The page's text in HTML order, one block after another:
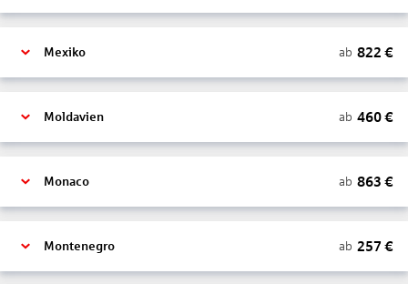
Mexiko ab 822 €
Moldavien ab 460€
Monaco ab 863 €
Montenegro ab 257 €